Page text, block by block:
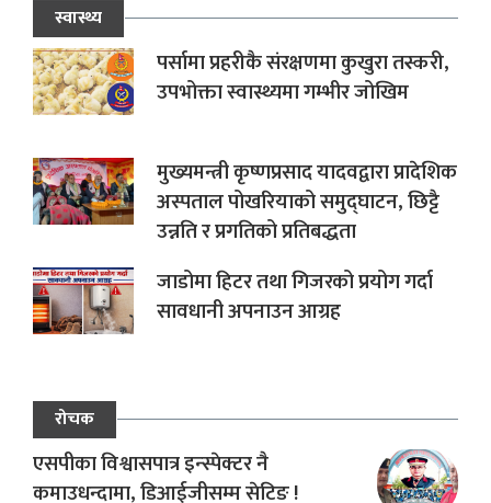
स्वास्थ्य
पर्सामा प्रहरीकै संरक्षणमा कुखुरा तस्करी,
उपभोक्ता स्वास्थ्यमा गम्भीर जोखिम
मुख्यमन्त्री कृष्णप्रसाद यादवद्वारा प्रादेशिक
अस्पताल पोखरियाको समुद्घाटन, छिट्टै
उन्नति र प्रगतिको प्रतिबद्धता
जाडोमा हिटर तथा गिजरको प्रयोग गर्दा
सावधानी अपनाउन आग्रह
रोचक
एसपीका विश्वासपात्र इन्स्पेक्टर नै
कमाउधन्दामा, डिआईजीसम्म सेटिङ !